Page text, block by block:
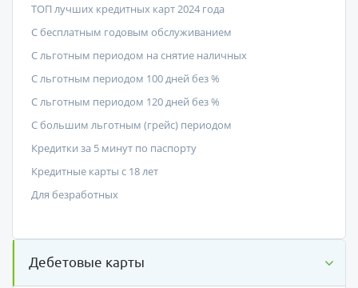
ТОП лучших кредитных карт 2024 года
С бесплатным годовым обслуживанием
С льготным периодом на снятие наличных
С льготным периодом 100 дней без %
С льготным периодом 120 дней без %
С большим льготным (грейс) периодом
Кредитки за 5 минут по паспорту
Кредитные карты с 18 лет
Для безработных
Дебетовые карты